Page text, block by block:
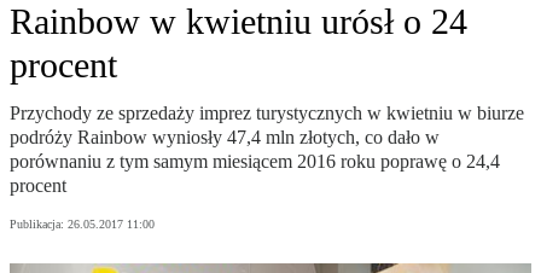
Rainbow w kwietniu urósł o 24
procent
Przychody ze sprzedaży imprez turystycznych w kwietniu w biurze
podróży Rainbow wyniosły 47,4 mln złotych, co dało w
porównaniu z tym samym miesiącem 2016 roku poprawę o 24,4
procent
Publikacja: 26.05.2017 11:00